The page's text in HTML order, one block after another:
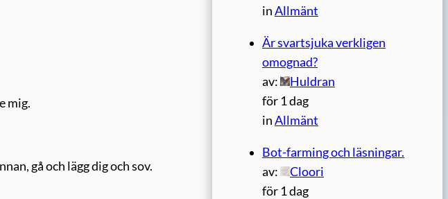
mig.
gå och lägg dig och sov.
inAllmänt
Är svartsjuka verkligen
omognad?
av:
Huldran
för 1 dag
inAllmänt
Bot-farming och läsningar.
av:
Cloori
för 1 dag